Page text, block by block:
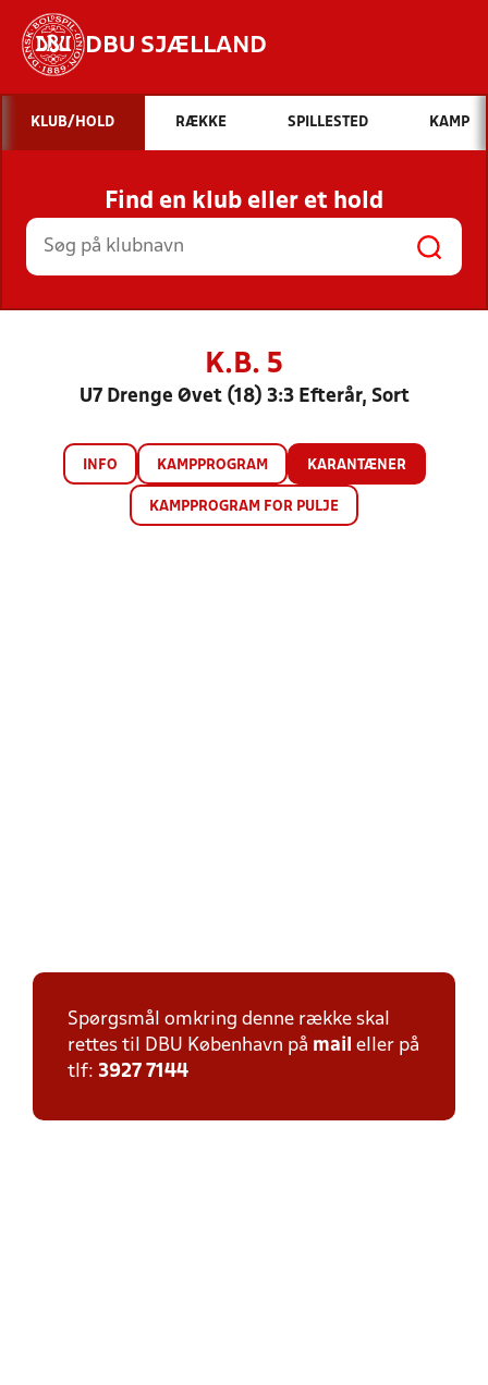
DBU SJÆLLAND
Hvad vil du søge efter?
INDHOLD OG NYHEDER
STILLINGER, RESULTATER, KLUBBER OG
HOLD
KLUB/HOLD RÆKKE SPILLESTED KAMP
Find en klub eller et hold
K.B. 5
U7 Drenge Øvet (18) 3:3 Efterår, Sort
INFO KAMPPROGRAM KARANTÆNER
KAMPPROGRAM FOR PULJE
Spørgsmål omkring denne række skal
rettes til DBU København på mail eller på
tlf: 3927 7144